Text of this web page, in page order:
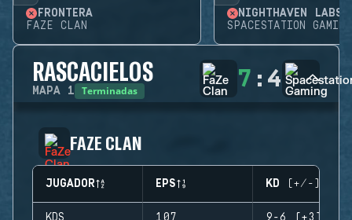
FRONTERA
FAZE CLAN
NIGHTHAVEN LABS
SPACESTATION GAMING
RASCACIELOS
MAPA 1 Terminadas 7 : 4
FAZE CLAN
JUGADOR EPS KD (+/-)